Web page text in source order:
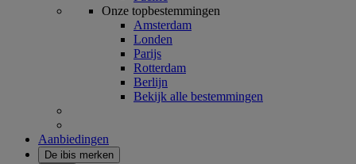
Onze topbestemmingen
Amsterdam
Londen
Parijs
Rotterdam
Berlijn
Bekijk alle bestemmingen
Aanbiedingen
De ibis merken